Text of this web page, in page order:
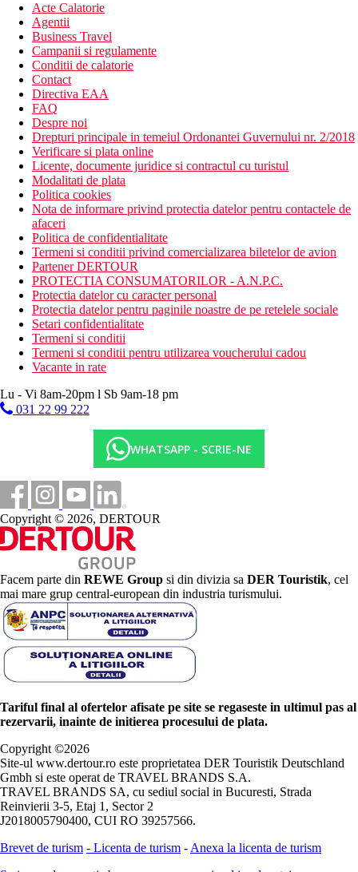
Acte Calatorie
Agentii
Business Travel
Campanii si regulamente
Conditii de calatorie
Contact
Directiva EAA
FAQ
Despre noi
Drepturi principale in temeiul Ordonantei Guvernului nr. 2/2018
Verificare si plata online
Licente, documente juridice si contractul cu turistul
Modalitati de plata
Politica cookies
Nota de informare privind protectia datelor pentru contactele de
afaceri
Politica de confidentialitate
Termeni si conditii privind comercializarea biletelor de avion
Partener DERTOUR
PROTECTIA CONSUMATORILOR - A.N.P.C.
Protectia datelor cu caracter personal
Protectia datelor pentru paginile noastre de pe retelele sociale
Setari confidentialitate
Termeni si conditii
Termeni si conditii pentru utilizarea voucherului cadou
Vacante in rate
Lu - Vi 8am-20pm l Sb 9am-18 pm
031 22 99 222
WHATSAPP - SCRIE-NE
Copyright © 2026, DERTOUR
Facem parte din REWE Group si din divizia sa DER Touristik, cel
mai mare grup central-european din industria turismului.
Tariful final al ofertelor afisate pe site se regaseste in ultimul pas al
rezervarii, inainte de initierea procesului de plata.
Copyright ©2026
Site-ul www.dertour.ro este proprietatea DER Touristik Deutschland
Gmbh si este operat de TRAVEL BRANDS S.A.
TRAVEL BRANDS SA, cu sediul social in Bucuresti, Strada
Reinvierii 3-5, Etaj 1, Sector 2
J2018005790400, CUI RO 39257566.
Brevet de turism - Licenta de turism - Anexa la licenta de turism